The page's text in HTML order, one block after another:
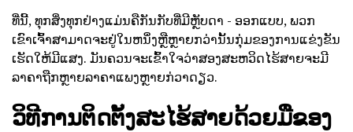
ທີ່ນີ້, ທຸກສິ່ງທຸກຢ່າງແມ່ນຄືກັນກັບທີ່ມີຫຼັບດາ - ອອກແບບ, ພວກ
ເຂົາເຈົ້າສາມາດຈະຢູ່ໃນຫນຶ່ງຫຼືຫຼາຍກວ່ານັ້ນກຸ່ມຂອງການແຂ່ງຂັນ
ເຮັດໃຫ້ມີແສງ. ມັນຄວນຈະເຂົ້າໃຈວ່າສອງສະຫວິດໄຮ້ສາຍຈະມີ
ລາຄາຖືກຫຼາຍລາຄາແພງຫຼາຍກ່ວາດຽວ.
ວິທີການຕິດຕັ້ງສະໄຮ້ສາຍດ້ວຍມືຂອງ